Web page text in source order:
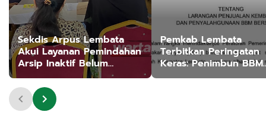
Sekdis Arpus Lembata
Akui Layanan Pemindahan
Arsip Inaktif Belum
Maksimal, Kendala Utama
Tiadanya Depo dan
Anggaran Pelatihan
Pemkab Lembata
Terbitkan Peringatan
Keras: Penimbun BBM
Subsidi Terancam